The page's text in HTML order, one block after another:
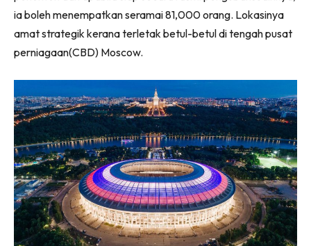
Casa Impiana
Impiana MakeOver
Lahar Dekor
Sembang Laman
Tip Impiana
Tip Laman
Hub Ideaktiv
ia boleh menempatkan seramai 81,000 orang. Lokasinya
amat strategik kerana terletak betul-betul di tengah pusat
perniagaan(CBD) Moscow.